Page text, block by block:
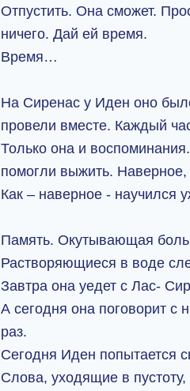
Отпустить. Она сможет.
ничего. Дай ей время.
Время…
На Сиренас у Иден оно
провели вместе. Каждый
Только она и
помогли выжить.
Как – наверное - научился
Память. Окутывающая
Растворяющиеся в воде
Завтра она уедет с Лас-
А сегодня она поговорит с
раз.
Сегодня Иден попытается
Слова, уходящие в пустоту,